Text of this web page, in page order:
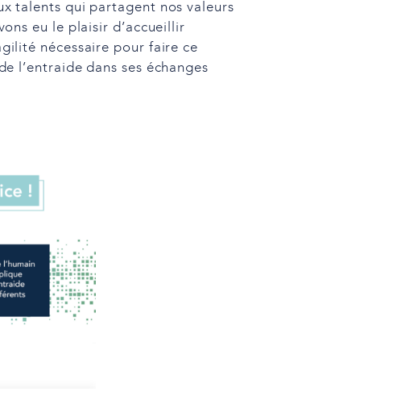
talents qui partagent nos valeurs
eu le plaisir d’accueillir
nécessaire pour faire ce
l’entraide dans ses échanges